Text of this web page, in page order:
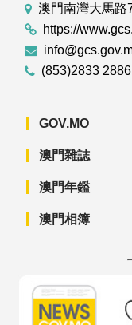
澳門南灣大馬路
https://
(853)2833 2886
GOV.MO
澳門雜誌
澳門年鑑
澳門相簿